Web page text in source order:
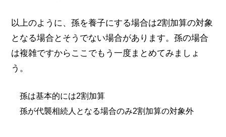
以上のように、孫を養子にする場合は2割加算の対象
となる場合とそうでない場合があります。孫の場合
は複雑ですからここでもう一度まとめてみましょ
う。
孫は基本的には2割加算
孫が代襲相続人となる場合のみ2割加算の対象外